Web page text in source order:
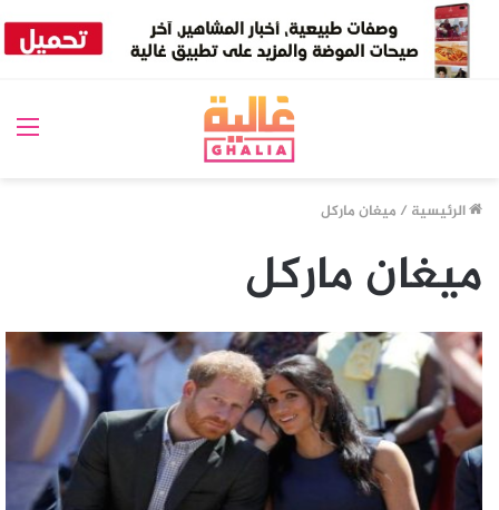
الرئيسية / ميغان ماركل
ميغان ماركل